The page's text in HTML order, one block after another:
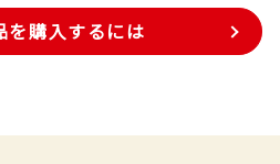
を購入するには